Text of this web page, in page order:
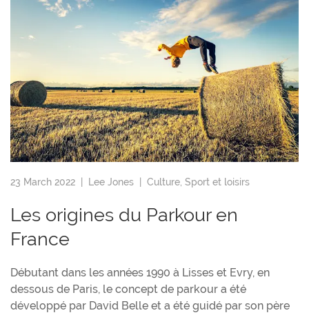
23 March 2022 | Lee Jones Culture Sport et loisirs
Les origines du Parkour en
France
Débutant dans les années 1990 à Lisses et Evry, en
dessous de Paris, le concept de parkour a été
développé par David Belle et a été guidé par son père